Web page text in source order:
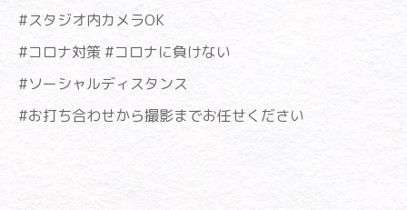
#スタジオ内カメラOK
#コロナ対策 #コロナに負けない
#ソーシャルディスタンス
#お打ち合わせから撮影までお任せください